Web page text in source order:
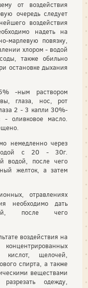
от воздействия
очередь следует
воздействия
надеть на
марлевую повязку,
хлором - водой
также обильно
остановке дыхания
-ным раствором
глаза, нос, рот
2 - 3 капли 30%-
- оливковое масло.
немедленно через
водой с 20 - 30г.
водой, после чего
желток, а затем
отравлениях
необходимо дать
после чего
воздействия на
кислот, щелочей,
спирта, а также
веществами
одежду,